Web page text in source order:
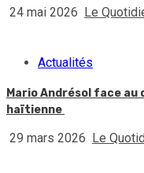
24 mai 2026 Le
Actualités
Mario Andrésol face
haïtienne
29 mars 2026 Le